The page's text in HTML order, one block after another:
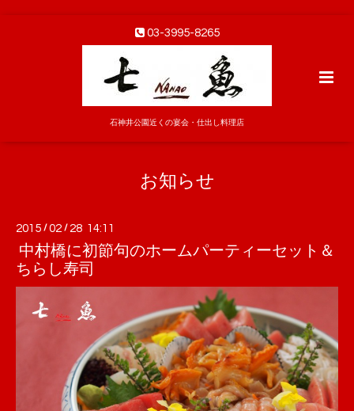
03-3995-8265
石神井公園近くの宴会・仕出し料理店
お知らせ
2015 /02 / 28 14:11
中村橋に初節句のホームパーティーセット＆
ちらし寿司